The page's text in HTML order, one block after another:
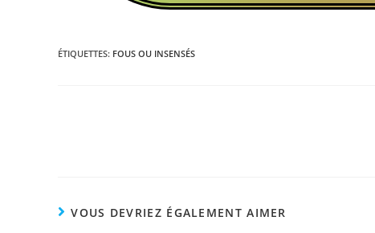
ÉTIQUETTES: FOUS OU INSENSÉS
VOUS DEVRIEZ ÉGALEMENT AIMER